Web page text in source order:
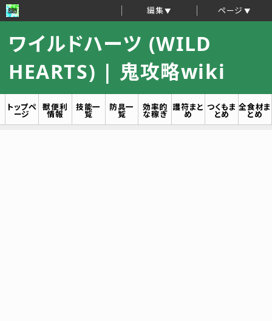
編集 ページ
ワイルドハーツ (WILD
HEARTS) | 鬼攻略wiki
トップペ
ージ
獣便利
情報
技能一
覧
防具一
覧
効率的
な稼ぎ
護符まと
め
つくもま
とめ
全食材ま
とめ